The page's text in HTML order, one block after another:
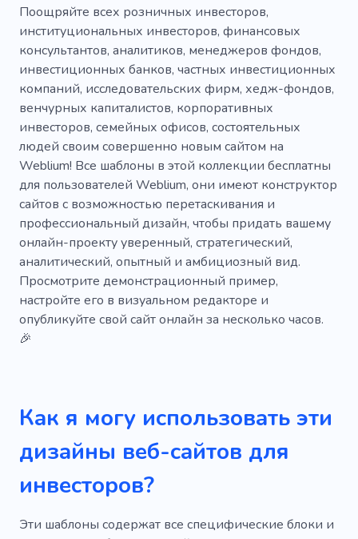
Демонстрировать
Консалтинговая компания
Профессиональные услуги
Прибыльный
Обучение
Деньги Фонд
Продажи
Криптовалюты
Аккумулятор
Финансы
Астрология
Влияние
Кабинет для переговоров
Аналитика
Деловой квартал
Бизнес комната
Бизнесмен
Сохранение
Сайты для бизнеса
Обучение персонала
Торговля
Мастерская
Образование
Онлайн образование
Конференция
Презентация
Оплата
Альткойн
Биткойн
Поощряйте всех розничных инвесторов,
институциональных инвесторов, финансовых
консультантов, аналитиков, менеджеров фондов,
инвестиционных банков, частных инвестиционных
компаний, исследовательских фирм, хедж-фондов,
венчурных капиталистов, корпоративных
инвесторов, семейных офисов, состоятельных
людей своим совершенно новым сайтом на
Weblium! Все шаблоны в этой коллекции бесплатны
для пользователей Weblium, они имеют конструктор
сайтов с возможностью перетаскивания и
профессиональный дизайн, чтобы придать вашему
онлайн-проекту уверенный, стратегический,
аналитический, опытный и амбициозный вид.
Просмотрите демонстрационный пример,
настройте его в визуальном редакторе и
опубликуйте свой сайт онлайн за несколько часов.
🎉
Как я могу использовать эти
дизайны веб-сайтов для
инвесторов?
Эти шаблоны содержат все специфические блоки и